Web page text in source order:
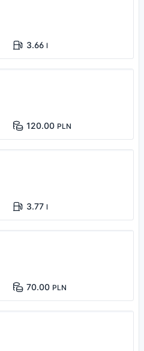
3.66 l
120.00 PLN
3.77 l
70.00 PLN